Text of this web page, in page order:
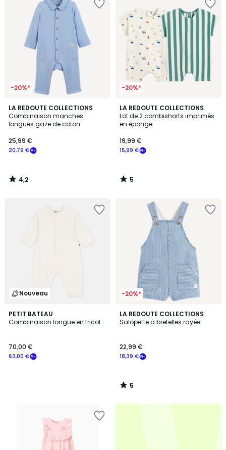
-20%*
LA REDOUTE COLLECTIONS
Combinaison manches
longues gaze de coton
€
souscrivez
notre
programme
20,79 €
25,99 €
4,2
/ 5
4,2
/
-20%*
LA REDOUTE COLLECTIONS
Lot de 2 combishorts imprimés
en éponge
15,99 €
19,99 €
5
/
5
5
/
Nouveau
PETIT BATEAU
Combinaison longue en tricot
63,00 €
70,00 €
-20%*
LA REDOUTE COLLECTIONS
Salopette à bretelles rayée
18,39 €
22,99 €
5
/
5
/